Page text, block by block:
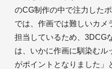
のCG制作の中で注力した
では、作画では難しいカメ
担当しているため、3DCG
は、いかに作画に馴染むル
がポイントとなりました」